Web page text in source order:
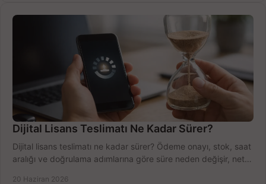
Dijital Lisans Teslimatı Ne Kadar Sürer?
Dijital lisans teslimatı ne kadar sürer? Ödeme onayı, stok, saat
aralığı ve doğrulama adımlarına göre süre neden değişir, net
20 Haziran 2026